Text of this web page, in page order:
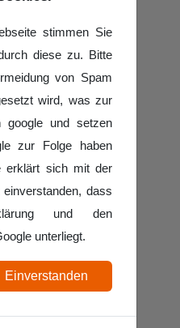
Kirz
1-
stimmen Sie
diese zu. Bitte
von Spam
wird, was zur
google und setzen
zur Folge haben
erklärt sich mit der
dass
und den
unterliegt.
Einverstanden